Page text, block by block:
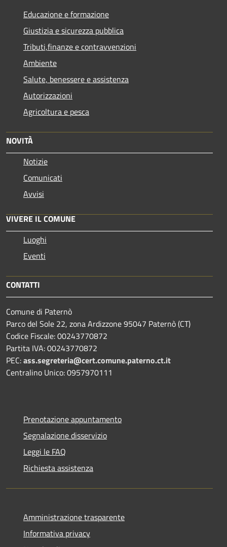
Educazione e formazione
Giustizia e sicurezza pubblica
Tributi,finanze e contravvenzioni
Ambiente
Salute, benessere e assistenza
Autorizzazioni
Agricoltura e pesca
NOVITÀ
Notizie
Comunicati
Avvisi
VIVERE IL COMUNE
Luoghi
Eventi
CONTATTI
Comune di Paternò
Parco del Sole 22, zona Ardizzone 95047 Paternò (CT)
Codice Fiscale: 00243770872
Partita IVA: 00243770872
PEC:ass.segreteria@cert.comune.paterno.ct.it
Centralino Unico: 0957970111
Prenotazione appuntamento
Segnalazione disservizio
Leggi le FAQ
Richiesta assistenza
Amministrazione trasparente
Informativa privacy